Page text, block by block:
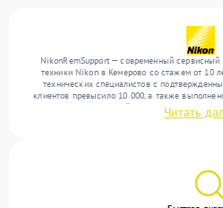
NikonRemSupport — современный
техники Nikon в Кемерово со стажем от 10
технических специалистов с
клиентов превысило 10 000, а также
Ежемесячно в сервисный центр поступает
выполняем ремонт различного уровня
Читать